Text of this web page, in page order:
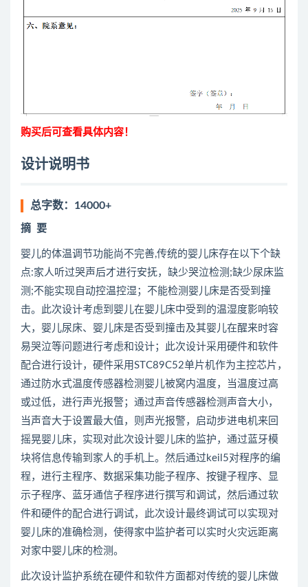
购买后可查看具体内容！
设计说明书
总字数：14000+
摘 要
婴儿的体温调节功能尚不完善,传统的婴儿床存在以下个缺
点:家人听过哭声后才进行安抚，缺少哭泣检测;缺少尿床监
测;不能实现自动控温控湿；不能检测婴儿床是否受到撞
击。此次设计考虑到婴儿在婴儿床中受到的温湿度影响较
大，婴儿尿床、婴儿床是否受到撞击及其婴儿在醒来时容
易哭泣等问题进行考虑和设计；此次设计采用硬件和软件
配合进行设计，硬件采用STC89C52单片机作为主控芯片，
通过防水式温度传感器检测婴儿被窝内温度，当温度过高
或过低，进行声光报警；通过声音传感器检测声音大小，
当声音大于设置最大值，则声光报警，启动步进电机来回
摇晃婴儿床，实现对此次设计婴儿床的监护，通过蓝牙模
块将信息传输到家人的手机上。然后通过keil5对程序的编
程，进行主程序、数据采集功能子程序、按键子程序、显
示子程序、蓝牙通信子程序进行撰写和调试，然后通过软
件和硬件的配合进行调试，此次设计最终调试可以实现对
婴儿床的准确检测，使得家中监护者可以实时火灾远距离
对家中婴儿床的检测。
此次设计监护系统在硬件和软件方面都对传统的婴儿床做